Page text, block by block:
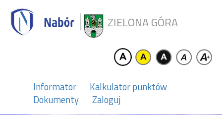
ZIELONA GÓRA
Informator
Kalkulator punktów
Dokumenty
Zaloguj